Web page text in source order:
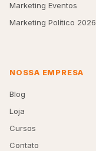
Marketing Eventos
Marketing Político 2026
NOSSA EMPRESA
Blog
Loja
Cursos
Contato